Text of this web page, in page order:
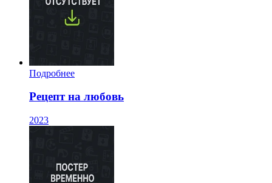
Подробнее
Рецепт на любовь
2023